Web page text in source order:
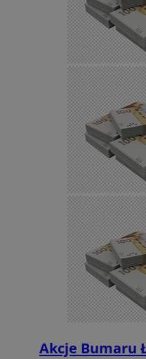
Akcje Bumaru